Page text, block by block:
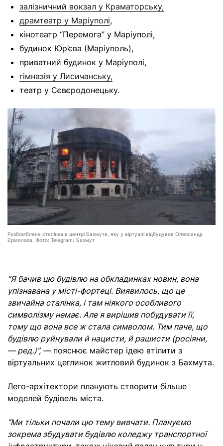
залізничний вокзал у Краматорську,
драмтеатр у Маріуполі,
кінотеатр “Перемога” у Маріуполі,
будинок Юр’єва (Маріуполь),
приватний будинок у Маріуполі,
гімназія у Лисичанську,
театр у Сєвєродонецьку.
Розбомблена сталінка в центрі Бахмута, яку у віртуалі відбудував Олександр
Єрмолаєв. Фото: Telegram/ Бахмут
“Я бачив цю будівлю на обкладинках новин, вона
упізнавана у місті-фортеці. Виявилось, що це
звичайна сталінка, і там ніякого особливого
символізму немає. Але я вирішив побудувати її,
тому що вона все ж стала символом. Тим паче, що
будівлю руйнували й нацисти, й рашисти (росіяни,
— ред.)”, —пояснює майстер ідею втілити з
віртуальних цеглинок житловий будинок з Бахмута.
Лего-архітектори планують створити більше
моделей будівель міста.
“Ми тільки почали цю тему вивчати. Плануємо
зокрема збудувати будівлю коледжу транспортної